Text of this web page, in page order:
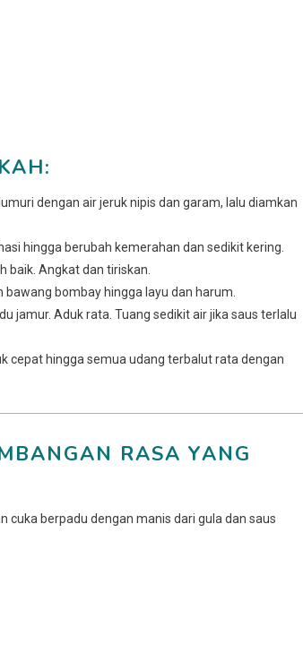
dengan air jeruk nipis dan garam, lalu diamkan
hingga berubah kemerahan dan sedikit kering.
baik. Angkat dan tiriskan.
bombay hingga layu dan harum.
jamur. Aduk rata. Tuang sedikit air jika saus terlalu
cepat hingga semua udang terbalut rata dengan
RASA YANG
cuka berpadu dengan manis dari gula dan saus